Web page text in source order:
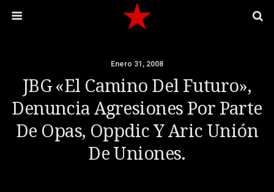
Enero 31, 2008
JBG «El Camino Del Futuro»,
Denuncia Agresiones Por Parte
De Opas, Oppdic Y Aric Unión
De Uniones.